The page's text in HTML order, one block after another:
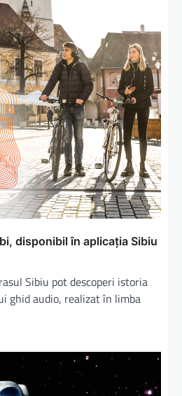
disponibil în aplicaţia Sibiu
Sibiu pot descoperi istoria
ghid audio, realizat în limba